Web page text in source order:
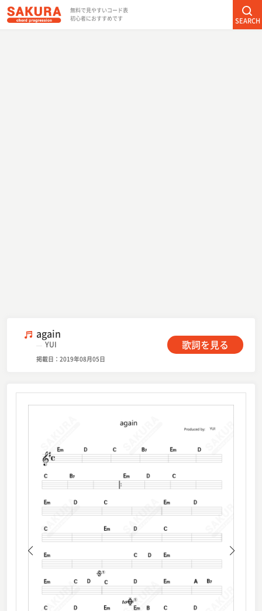
無料で見やすいコード表
初心者におすすめです
SEARCH
again
YUI
掲載日：2019年08月05日
歌詞を見る